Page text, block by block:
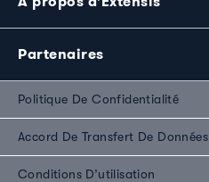
Partenaires
Politique De Confidentialité
Accord De Transfert De Données
Conditions D’utilisation